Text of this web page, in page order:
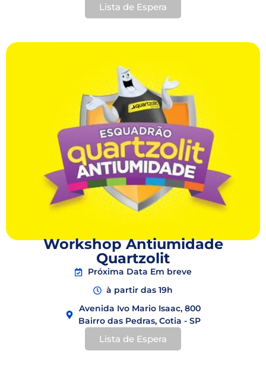
Lista de Espera
Workshop Antiumidade
Quartzolit
Próxima Data Em breve
à partir das 19h
Avenida Ivo Mario Isaac, 800
Bairro das Pedras, Cotia - SP
Lista de Espera